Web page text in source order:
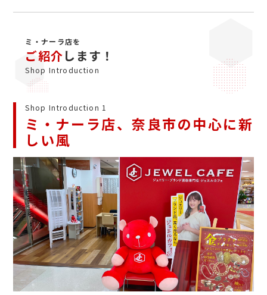
ミ・ナーラ店を
ご紹介します！
Shop Introduction
Shop Introduction 1
ミ・ナーラ店、奈良市の中心に新
しい風